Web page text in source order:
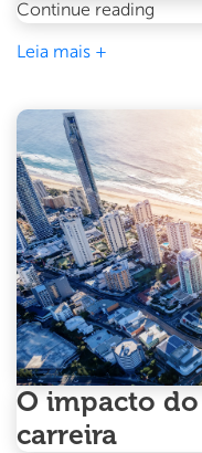
Continue reading
que
é
o
mês
para
Leia mais +
O impacto
carreira